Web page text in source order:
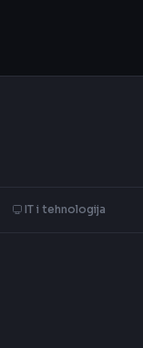
IT i tehnologija